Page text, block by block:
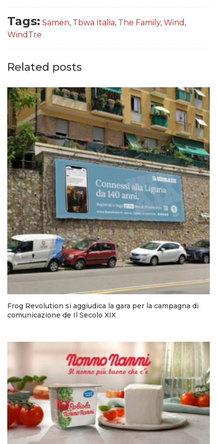
Tags: Sämen, Tbwa Italia, The Family, Wind ,
WindTre
Related posts
Frog Revolution si aggiudica la gara per la campagna di
comunicazione de Il Secolo XIX